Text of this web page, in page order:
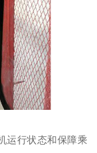
运行状态和保障乘